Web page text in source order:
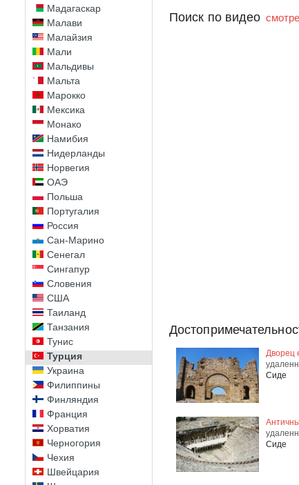
Мадагаскар
Малави
Малайзия
Мали
Мальдивы
Мальта
Марокко
Мексика
Монако
Намибия
Нидерланды
Норвегия
ОАЭ
Польша
Португалия
Россия
Сан-Марино
Сенегал
Сингапур
Словения
США
Таиланд
Танзания
Тунис
Турция
Украина
Филиппины
Финляндия
Франция
Хорватия
Черногория
Чехия
Швейцария
Поиск по видео
Дворец
Сиде
Сиде